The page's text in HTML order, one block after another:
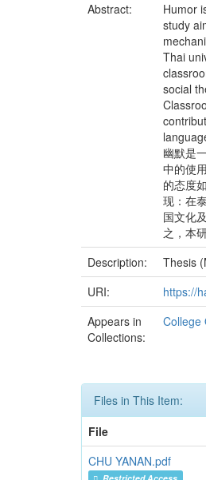
Abstract:
Humor
study
Thai
social
幽默是
中的使
的态度
现：在
国文化
之，本
Description:
Thesis
URI:
https://
Appears in
Collections:
College
Files in This Item:
File
CHU YANAN.pdf